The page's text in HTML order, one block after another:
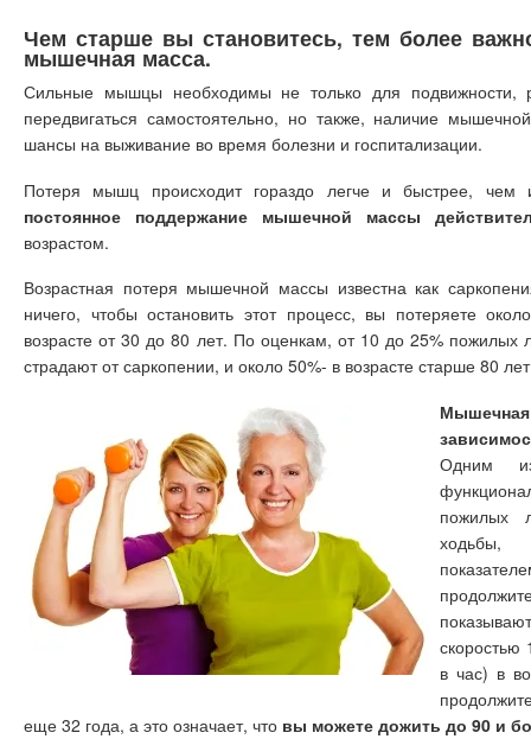
Чем старше вы становитесь, тем более
мышечная масса.
Сильные мышцы необходимы не только для подвижности,
передвигаться самостоятельно, но также, наличие
шансы на выживание во время болезни и госпитализации.
Потеря мышц происходит гораздо легче и быстрее, чем
постоянное поддержание мышечной массы
возрастом.
Возрастная потеря мышечной массы известна как
ничего, чтобы остановить этот процесс, вы потеряете
возрасте от 30 до 80 лет. По оценкам, от 10 до 25% пожилых
страдают от саркопении, и около 50%- в возрасте старше 80
Одним
пожилых
скоростью
в час) в
еще 32 года, а это означает, что вы можете дожить до 90 и